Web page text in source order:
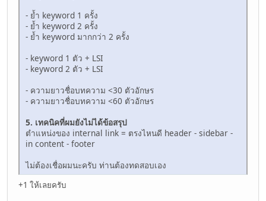
- ย้ำ keyword 1 ครั้ง
- ย้ำ keyword 2 ครั้ง
- ย้ำ keyword มากกว่า 2 ครั้ง
- keyword 1 ตัว + LSI
- keyword 2 ตัว + LSI
- ความยาวชื่อบทความ <30 ตัวอักษร
- ความยาวชื่อบทความ <60 ตัวอักษร
5. เทคนิคที่ผมยังไม่ได้ข้อสรุป
ตำแหน่งของ internal link = ตรงไหนดี header - sidebar -
in content - footer
ไม่ต้องเชื่อผมนะครับ ท่านต้องทดสอบเอง
+1 ให้เลยครับ